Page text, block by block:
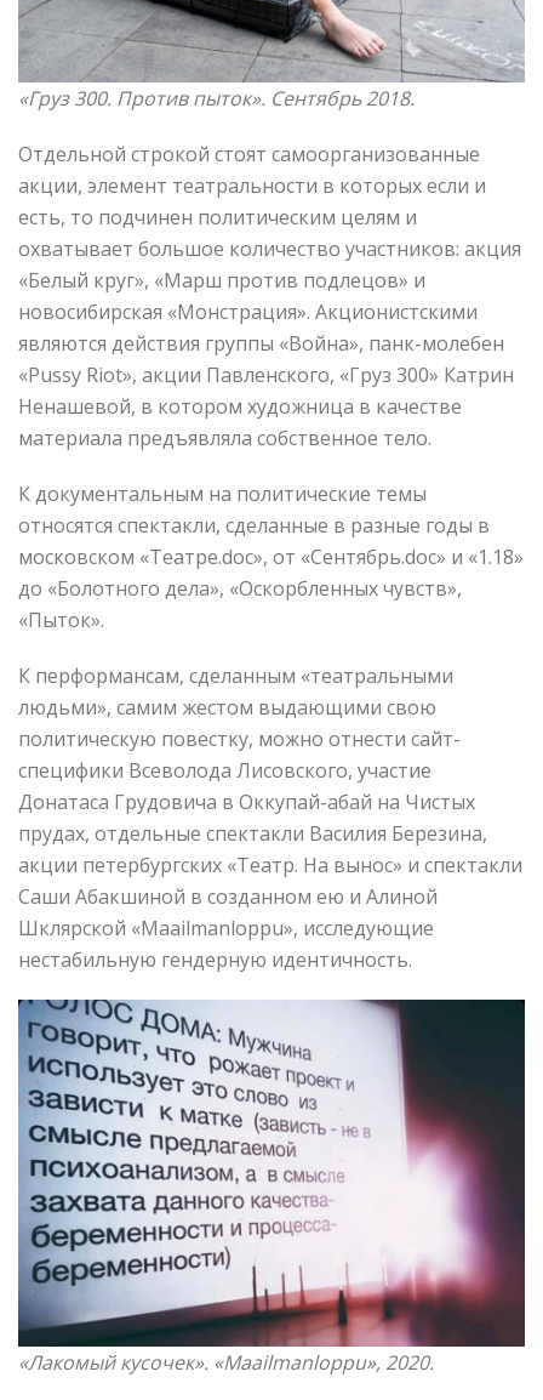
«Груз 300. Против пыток». Сентябрь 2018.
Отдельной строкой стоят самоорганизованные
акции, элемент театральности в которых если и
есть, то подчинен политическим целям и
охватывает большое количество участников: акция
«Белый круг», «Марш против подлецов» и
новосибирская «Монстрация». Акционистскими
являются действия группы «Война», панк-молебен
«Pussy Riot», акции Павленского, «Груз 300» Катрин
Ненашевой, в котором художница в качестве
материала предъявляла собственное тело.
К документальным на политические темы
относятся спектакли, сделанные в разные годы в
московском «Театре.doc», от «Сентябрь.doc» и «1.18»
до «Болотного дела», «Оскорбленных чувств»,
«Пыток».
К перформансам, сделанным «театральными
людьми», самим жестом выдающими свою
политическую повестку, можно отнести сайт-
специфики Всеволода Лисовского, участие
Донатаса Грудовича в Оккупай-абай на Чистых
прудах, отдельные спектакли Василия Березина,
акции петербургских «Театр. На вынос» и спектакли
Саши Абакшиной в созданном ею и Алиной
Шклярской «Maailmanloppu», исследующие
нестабильную гендерную идентичность.
«Лакомый кусочек». «Maailmanloppu», 2020.